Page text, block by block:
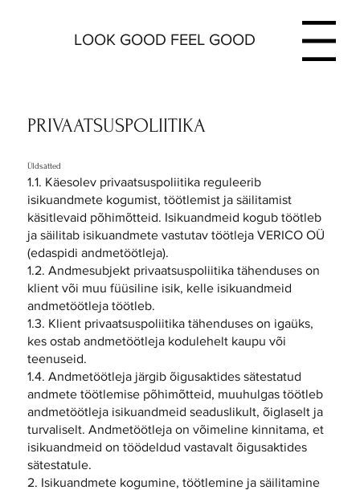
LOOK GOOD FEEL GOOD Menu
PRIVAATSUSPOLIITIKA
Üldsätted
1.1. Käesolev privaatsuspoliitika reguleerib
isikuandmete kogumist, töötlemist ja säilitamist
käsitlevaid põhimõtteid. Isikuandmeid kogub töötleb
ja säilitab isikuandmete vastutav töötleja VERICO OÜ
(edaspidi andmetöötleja).
1.2. Andmesubjekt privaatsuspoliitika tähenduses on
klient või muu füüsiline isik, kelle isikuandmeid
andmetöötleja töötleb.
1.3. Klient privaatsuspoliitika tähenduses on igaüks,
kes ostab andmetöötleja kodulehelt kaupu või
teenuseid.
1.4. Andmetöötleja järgib õigusaktides sätestatud
andmete töötlemise põhimõtteid, muuhulgas töötleb
andmetöötleja isikuandmeid seaduslikult, õiglaselt ja
turvaliselt. Andmetöötleja on võimeline kinnitama, et
isikuandmeid on töödeldud vastavalt õigusaktides
sätestatule.
2. Isikuandmete kogumine, töötlemine ja säilitamine